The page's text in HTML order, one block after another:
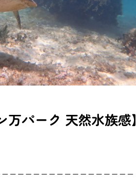
万パーク 天然水族感】
ーーーーーーーーーーーーーーーー